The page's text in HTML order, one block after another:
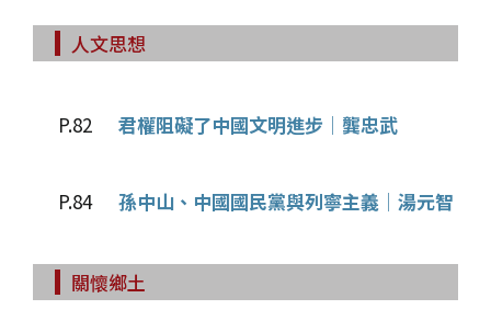
人文思想
P.82 君權阻礙了中國文明進步│龔忠武
P.84 孫中山、中國國民黨與列寧主義│湯元智
關懷鄉土